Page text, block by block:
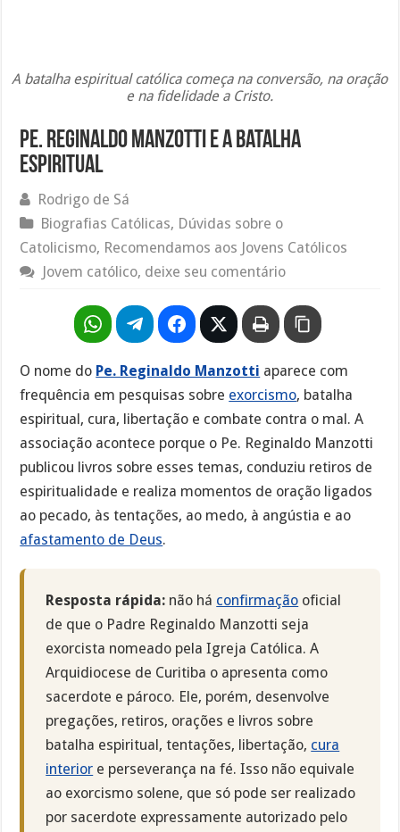
A batalha espiritual católica começa na conversão, na oração
e na fidelidade a Cristo.
Pe. Reginaldo Manzotti e a Batalha
Espiritual
Rodrigo de Sá
Biografias Católicas, Dúvidas sobre o
Catolicismo, Recomendamos aos Jovens Católicos
Jovem católico, deixe seu comentário
O nome do Pe. Reginaldo Manzotti aparece com
frequência em pesquisas sobre exorcismo, batalha
espiritual, cura, libertação e combate contra o mal. A
associação acontece porque o Pe. Reginaldo Manzotti
publicou livros sobre esses temas, conduziu retiros de
espiritualidade e realiza momentos de oração ligados
ao pecado, às tentações, ao medo, à angústia e ao
afastamento de Deus.
Resposta rápida: não há confirmação oficial
de que o Padre Reginaldo Manzotti seja
exorcista nomeado pela Igreja Católica. A
Arquidiocese de Curitiba o apresenta como
sacerdote e pároco. Ele, porém, desenvolve
pregações, retiros, orações e livros sobre
batalha espiritual, tentações, libertação, cura
interior e perseverança na fé. Isso não equivale
ao exorcismo solene, que só pode ser realizado
por sacerdote expressamente autorizado pelo